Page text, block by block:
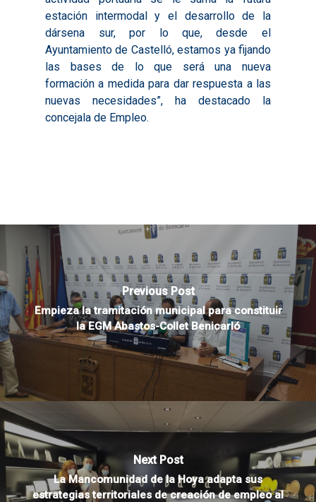
estación intermodal y el desarrollo de la
dársena sur, por lo que, desde el
Ayuntamiento de Castelló, estamos ya fijando
las bases de lo que será una nueva
formación a medida para dar respuesta a las
nuevas necesidades”, ha destacado la
concejala de Empleo.
Previous Post
Empieza la tramitación municipal para constituir
la EGM Abastos-Collet Benicarló
Next Post
La Mancomunidad de la Hoya adapta sus
estrategias territoriales de creación de empleo al